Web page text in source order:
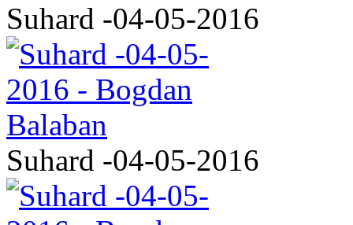
Suhard -04-05-2016
Suhard -04-05-2016